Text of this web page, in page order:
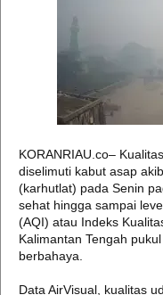
KORANRIAU.co–
diselimuti kabut asap
(karhutlat) pada Senin
sehat hingga sampai
(AQI) atau Indeks
Kalimantan Tengah
berbahaya.
Data AirVisual, kualitas